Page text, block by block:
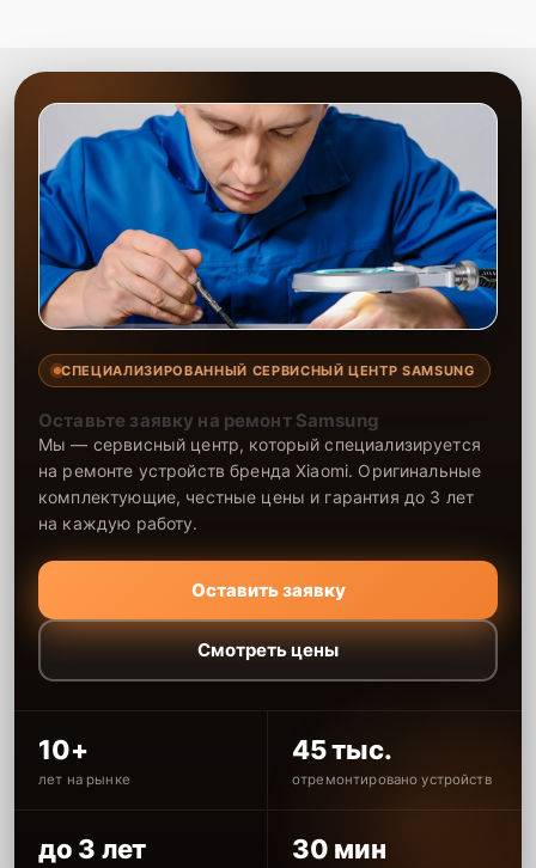
замене матрицы. Наши специалисты обладают большим опытом
оперативно и качественно выполнять ремонт. Мы используем
только оригинальные запчасти и качественные аналоги, что
обеспечивает длительную и стабильную работу устройства после
замены. Наша главная цель — вернуть вашему устройству полную
функциональность в кратчайшие сроки.
СПЕЦИАЛИЗИРОВАННЫЙ СЕРВИСНЫЙ ЦЕНТР SAMSUNG
Оставьте заявку на ремонт Samsung
Мы — сервисный центр, который специализируется
на ремонте устройств бренда Xiaomi. Оригинальные
комплектующие, честные цены и гарантия до 3 лет
на каждую работу.
Оставить заявку
Смотреть цены
10+
лет на рынке
45 тыс.
отремонтировано устройств
до 3 лет 30 мин